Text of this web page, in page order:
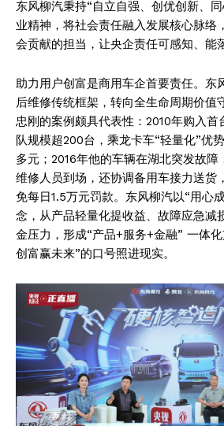
SUBSCRIBE NOW
Company
Contact us
Subscription Plans
My account
东风柳汽秉持“自立自强、创优创新、
业精神，将社会责任融入发展核心脉络
会贡献的担当，让央企责任可感知、能
助力用户创富是商用车企首要责任。东
后维修传统框架，转向全生命周期价值
忠刚的案例颇具代表性：2010年购入
队规模超200台，乘龙卡车“轻量化”优
多元；2016年他的车辆在湖北突发故障
维修人员到场，还协调备用车接力送货
免每日1.5万元罚款。东风柳汽以“用心
念，从产品轻量化提收益、故障应急减
金压力，形成“产品+服务+金融” 一体
创富赢未来”的口号照进现实。